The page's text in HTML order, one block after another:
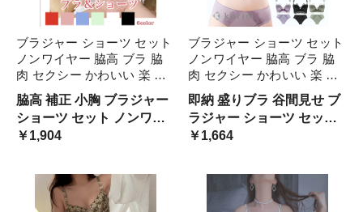
ブラジャー ショーツ セット
ノンワイヤー 脇高 ブラ 脇
肉 セクシー かわいい 楽 ガ
ーリー レディース 女性 下
着 インナー ランジェリー
上下セット 大きいサイズ 谷
間 メイク 盛りブラ 小胸
脇高 補正 小胸 ブラジャー
ショーツ セット ノンワイ
ヤー ワイヤレス フェミニ
プ カップ カップ カップ 盛
れる 盛りブラ 上げて寄せ
る レトロ 韓国
￥1,904
ブラジャー ショーツ セット
ノンワイヤー 脇高 ブラ 脇
肉 セクシー かわいい 楽 レ
ース リボン レディース 女
性 下着 インナー ランジェ
リー 上下セット 大きいサイ
ズ 谷間 メイク 盛り 小胸
即納 盛りブラ 谷間見せ ブ
ラジャー ショーツ セット
ノンワイヤー セクシー パ
カップ 小胸 盛れる 美胸 補
正下着 セクシー ワイヤレ
ス 韓国 パープル
￥1,664